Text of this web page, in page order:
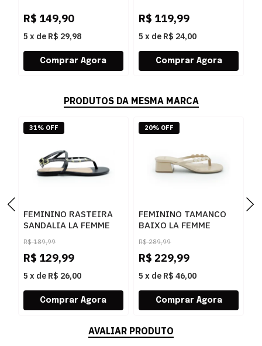
R$ 149,90
5 x de R$ 29,98
R$ 119,99
5 x de R$ 24,00
PRODUTOS DA MESMA MARCA
FEMININO RASTEIRA
SANDALIA LA FEMME
131287 VZ SHINE
PRETO
R$ 189,99
R$ 129,99
5 x de R$ 26,00
31% OFF
FEMININO TAMANCO
BAIXO LA FEMME
62019 NAPA AREIA
R$ 289,99
R$ 229,99
5 x de R$ 46,00
20% OFF
AVALIAR PRODUTO